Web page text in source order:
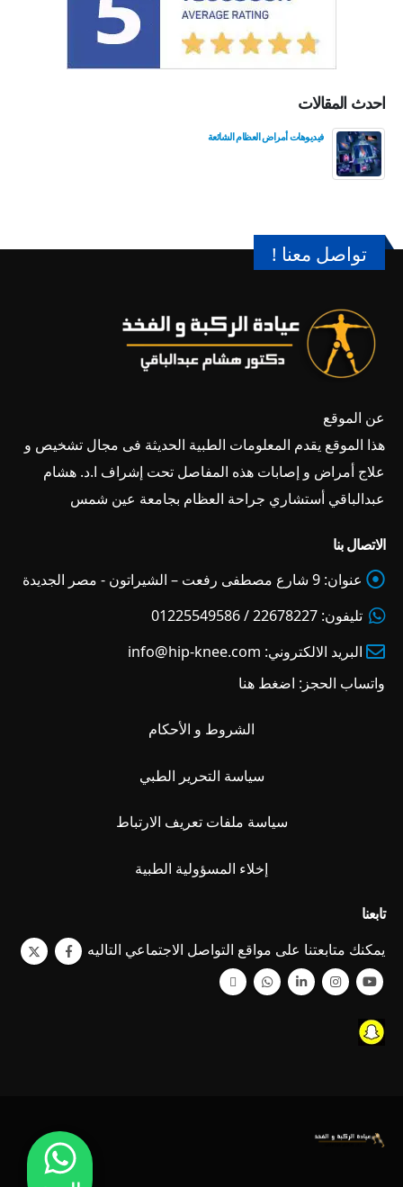
احدث المقالات
فيديوهات أمراض العظام الشائعة
تواصل معنا !
عن الموقع
هذا الموقع يقدم المعلومات الطبية الحديثة فى مجال تشخيص و
علاج أمراض و إصابات هذه المفاصل تحت إشراف ا.د. هشام
عبدالباقي أستشاري جراحة العظام بجامعة عين شمس
الاتصال بنا
عنوان: 9 شارع مصطفى رفعت – الشيراتون - مصر الجديدة
تليفون: 22678227 / 01225549586
البريد الالكتروني: info@hip-knee.com
واتساب الحجز: اضغط هنا
الشروط و الأحكام
سياسة التحرير الطبي
سياسة ملفات تعريف الارتباط
إخلاء المسؤولية الطبية
تابعنا
يمكنك متابعتنا على مواقع التواصل الاجتماعي التاليه